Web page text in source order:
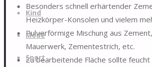
Kind
Mode
Sport
Besonders schnell erhärtender
Heizkörper-Konsolen und vielem
Pulverförmige Mischung aus
Mauerwerk, Zementestrich, etc.
Zu bearbeitende Fläche sollte